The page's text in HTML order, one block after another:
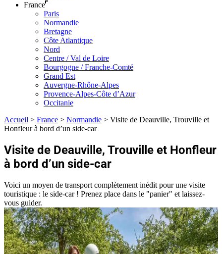
France
Paris
Normandie
Bretagne
Côte Atlantique
Nord
Centre / Val de Loire
Bourgogne / Franche-Comté
Grand Est
Auvergne-Rhône-Alpes
Provence-Alpes-Côte d’Azur
Occitanie
Accueil > France > Normandie > Visite de Deauville, Trouville et
Honfleur à bord d’un side-car
Visite de Deauville, Trouville et Honfleur
à bord d’un side-car
Voici un moyen de transport complètement inédit pour une visite
touristique : le side-car ! Prenez place dans le "panier" et laissez-
vous guider.